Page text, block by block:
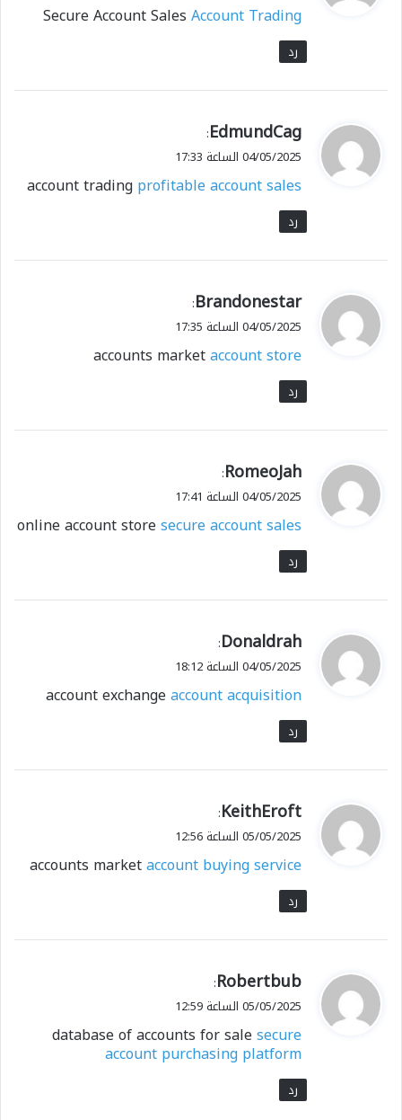
ل
Secure Account SalesAccount Trading
رد
ي
ق
ل
EdmundCag
:
04/05/2025 الساعة 17:33
account tradingprofitable account sales
رد
ي
ق
ل
Brandonestar
:
04/05/2025 الساعة 17:35
accounts marketaccount store
رد
ي
ق
ل
RomeoJah
:
04/05/2025 الساعة 17:41
online account storesecure account sales
رد
ي
ق
ل
Donaldrah
:
04/05/2025 الساعة 18:12
account exchangeaccount acquisition
رد
ي
ق
ل
KeithEroft
:
05/05/2025 الساعة 12:56
accounts marketaccount buying service
رد
ي
ق
ل
Robertbub
:
05/05/2025 الساعة 12:59
database of accounts for salesecure
account purchasing platform
رد